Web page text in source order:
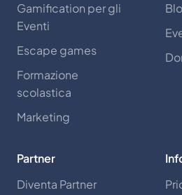
Gamification per gli
Eventi
Escape games
Formazione
scolastica
Marketing
Partner
Diventa Partner